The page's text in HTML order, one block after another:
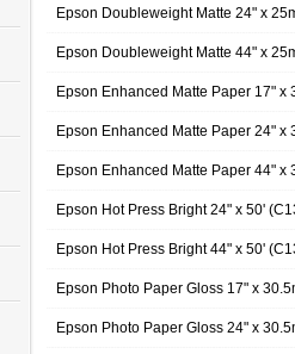
Epson Doubleweight Matte 24" x
Epson Doubleweight Matte 44" x
Epson Enhanced Matte Paper 17" x
Epson Enhanced Matte Paper 24" x
Epson Enhanced Matte Paper 44" x
Epson Hot Press Bright 24" x 50'
Epson Hot Press Bright 44" x 50'
Epson Photo Paper Gloss 17" x
Epson Photo Paper Gloss 24" x